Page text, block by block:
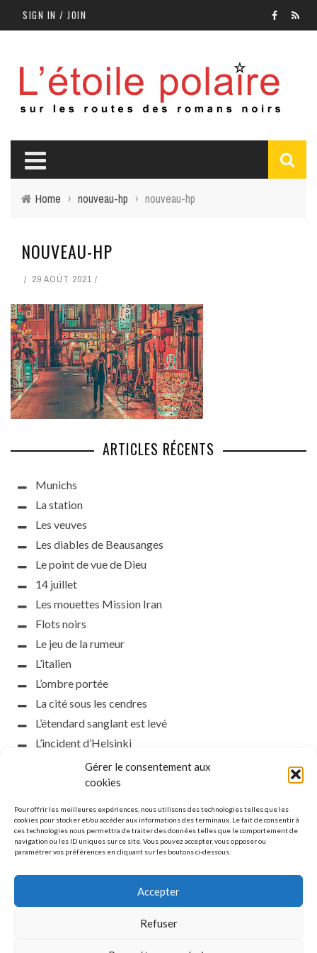
Gérer le consentement aux
cookies
Pour offrir les meilleures expériences, nous utilisons des technologies telles que les
cookies pour stocker et/ou accéder aux informations des terminaux. Le fait de consentir à
ces technologies nous permettra de traiter des données telles que le comportement de
navigation ou les ID uniques sur ce site. Vous pouvez accepter, vous opposer ou
paramétrer vos préférences en cliquant sur les boutons ci-dessous.
Accepter
Refuser
SIGN IN / JOIN
Home › nouveau-hp › nouveau-hp
NOUVEAU-HP
29 AOÛT 2021
ARTICLES RÉCENTS
Munichs
La station
Les veuves
Les diables de Beausanges
Le point de vue de Dieu
14 juillet
Les mouettes Mission Iran
Flots noirs
Le jeu de la rumeur
L’italien
L’ombre portée
La cité sous les cendres
L’étendard sanglant est levé
L’incident d’Helsinki
la petite fasciste
Toutes les nuances de la nuit
Que s’obscurcissent le soleil et la lumière
Le silence